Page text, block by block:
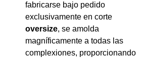
fabricarse bajo pedido
exclusivamente en corte
oversize, se amolda
magníficamente a todas las
complexiones, proporcionando